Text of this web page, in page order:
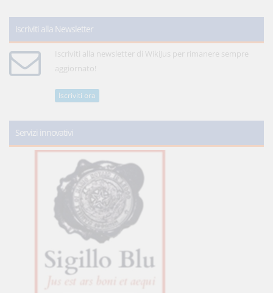
Iscriviti alla Newsletter
Iscriviti alla newsletter di WikiJus per rimanere sempre
aggiornato!
Iscriviti ora
Servizi innovativi